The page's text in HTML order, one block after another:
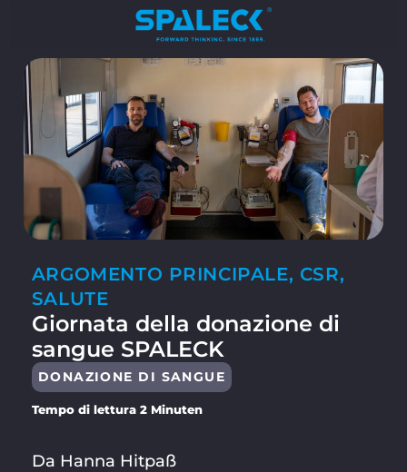
ARGOMENTO PRINCIPALE, CSR,
SALUTE
Giornata della donazione di
sangue SPALECK
DONAZIONE DI SANGUE
Tempo di lettura 2 Minuten
Da Hanna Hitpaß